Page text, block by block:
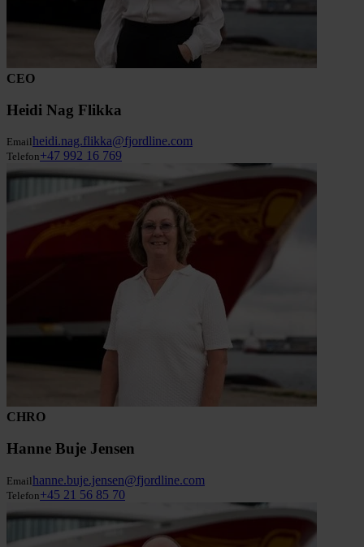
CEO
Heidi Nag Flikka
Emailheidi.nag.flikka@fjordline.com
Telefon+47 992 16 769
CHRO
Hanne Buje Jensen
Email hanne.buje.jensen@fjordline.com
Telefon+45 21 56 85 70